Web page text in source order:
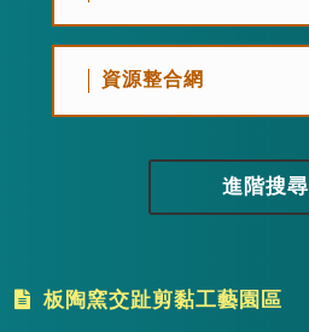
資源整合網
進階搜尋
板陶窯交趾剪黏工藝園區